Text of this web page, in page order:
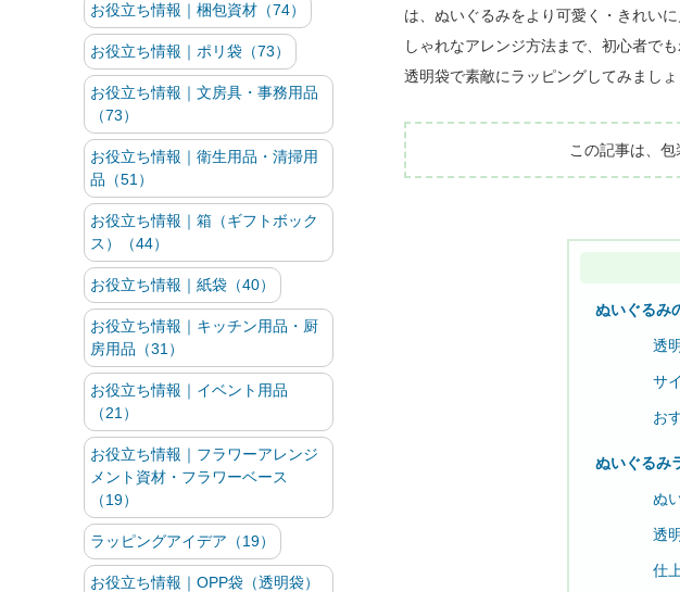
お役立ち情報｜梱包資材（74）
お役立ち情報｜ポリ袋（73）
お役立ち情報｜文房具・事務用品
（73）
お役立ち情報｜衛生用品・清掃用
品（51）
お役立ち情報｜箱（ギフトボック
ス）（44）
お役立ち情報｜紙袋（40）
お役立ち情報｜キッチン用品・厨
房用品（31）
お役立ち情報｜イベント用品
（21）
お役立ち情報｜フラワーアレンジ
メント資材・フラワーベース
（19）
ラッピングアイデア（19）
お役立ち情報｜OPP袋（透明袋）
は、ぬいぐるみをより可愛く・きれい
しゃれなアレンジ方法まで、初心者で
透明袋で素敵にラッピングしてみましょ
この記事は、
ぬいぐるみ
透
サ
お
ぬいぐるみ
ぬ
透
仕